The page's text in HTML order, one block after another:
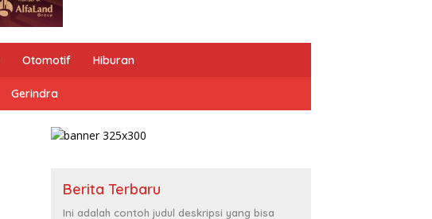
Otomotif Hiburan
Gerindra
Berita Terbaru
Ini adalah contoh judul deskripsi yang bisa